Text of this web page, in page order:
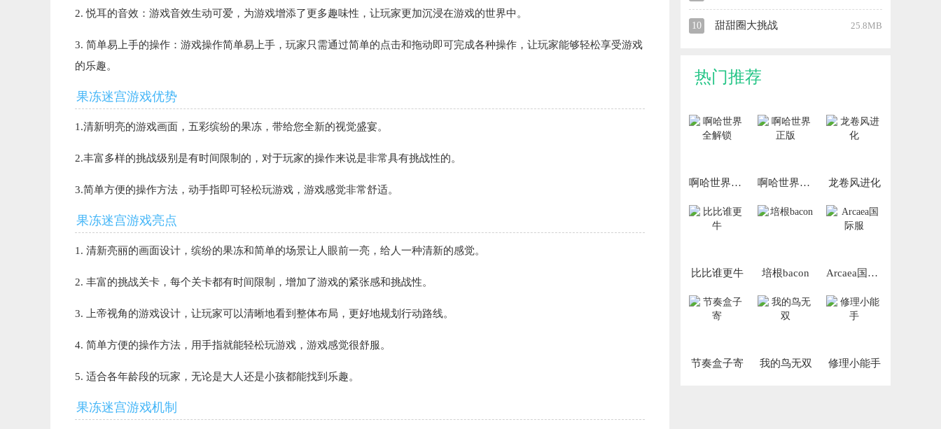
2. 悦耳的音效：游戏音效生动可爱，为游戏增添了更多趣味性，让玩家更加沉浸在游戏的世界中。
3. 简单易上手的操作：游戏操作简单易上手，玩家只需通过简单的点击和拖动即可完成各种操作，让玩家能够轻松享受游戏
的乐趣。
果冻迷宫游戏优势
1.清新明亮的游戏画面，五彩缤纷的果冻，带给您全新的视觉盛宴。
2.丰富多样的挑战级别是有时间限制的，对于玩家的操作来说是非常具有挑战性的。
3.简单方便的操作方法，动手指即可轻松玩游戏，游戏感觉非常舒适。
果冻迷宫游戏亮点
1. 清新亮丽的画面设计，缤纷的果冻和简单的场景让人眼前一亮，给人一种清新的感觉。
2. 丰富的挑战关卡，每个关卡都有时间限制，增加了游戏的紧张感和挑战性。
3. 上帝视角的游戏设计，让玩家可以清晰地看到整体布局，更好地规划行动路线。
4. 简单方便的操作方法，用手指就能轻松玩游戏，游戏感觉很舒服。
5. 适合各年龄段的玩家，无论是大人还是小孩都能找到乐趣。
果冻迷宫游戏机制
10 甜甜圈大挑战 25.8MB
热门推荐
啊哈世界全解锁 啊哈世界正版 龙卷风进化
比比谁更牛 培根bacon Arcaea国际服
节奏盒子寄 我的鸟无双 修理小能手